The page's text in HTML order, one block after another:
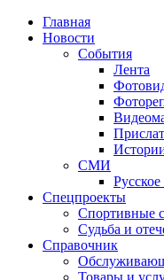
Главная
Новости
События
Лента
СМИ
Спецпроекты
Спортивные
Судьба и
Справочник
Товары и